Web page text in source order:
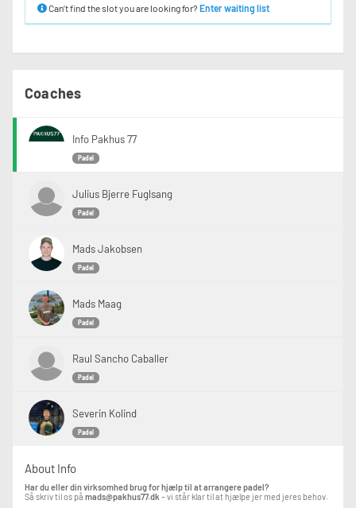
Can’t find the slot you are looking for? Enter waiting list
Coaches
Info Pakhus 77
Padel
Julius Bjerre Fuglsang
Padel
Mads Jakobsen
Padel
Mads Maag
Padel
Raul Sancho Caballer
Padel
Severin Kolind
Padel
About Info
Har du eller din virksomhed brug for hjælp til at arrangere padel?
Så skriv til os på mads@pakhus77.dk – vi står klar til at hjælpe jer med jeres behov.